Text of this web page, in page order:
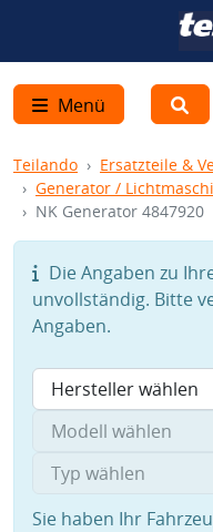
Menü
Teilando Ersatzteile &
Generator /
NK Generator 4847920
Die Angaben zu
unvollständig. Bitte
Angaben.
Sie haben Ihr